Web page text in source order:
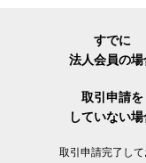
すでに
法人会員の場
取引申請を
していない場
取引申請完了して